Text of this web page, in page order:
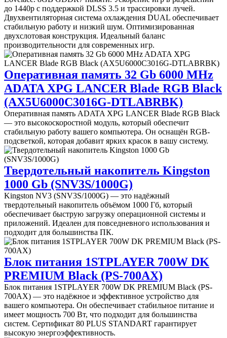
до 1440p с поддержкой DLSS 3.5 и трассировки лучей.
Двухвентиляторная система охлаждения DUAL обеспечивает
стабильную работу и низкий шум. Оптимизированная
двухслотовая конструкция. Идеальный баланс
производительности для современных игр.
Оперативная память 32 Gb 6000 MHz
ADATA XPG LANCER Blade RGB Black
(AX5U6000C3016G-DTLABRBK)
Оперативная память ADATA XPG LANCER Blade RGB Black
— это высокоскоростной модуль, который обеспечит
стабильную работу вашего компьютера. Он оснащён RGB-
подсветкой, которая добавит ярких красок в вашу систему.
Твердотельный накопитель Kingston
1000 Gb (SNV3S/1000G)
Kingston NV3 (SNV3S/1000G) — это надёжный
твердотельный накопитель объёмом 1000 Гб, который
обеспечивает быструю загрузку операционной системы и
приложений. Идеален для повседневного использования и
подходит для большинства ПК.
Блок питания 1STPLAYER 700W DK
PREMIUM Black (PS-700AX)
Блок питания 1STPLAYER 700W DK PREMIUM Black (PS-
700AX) — это надёжное и эффективное устройство для
вашего компьютера. Он обеспечивает стабильное питание и
имеет мощность 700 Вт, что подходит для большинства
систем. Сертификат 80 PLUS STANDART гарантирует
высокую энергоэффективность.